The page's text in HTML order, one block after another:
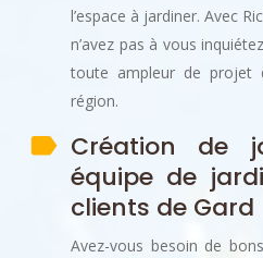
l’espace à jardiner. Avec
n’avez pas à vous
toute ampleur de projet
région.
Création de
équipe de
clients de Gard
Avez-vous besoin de